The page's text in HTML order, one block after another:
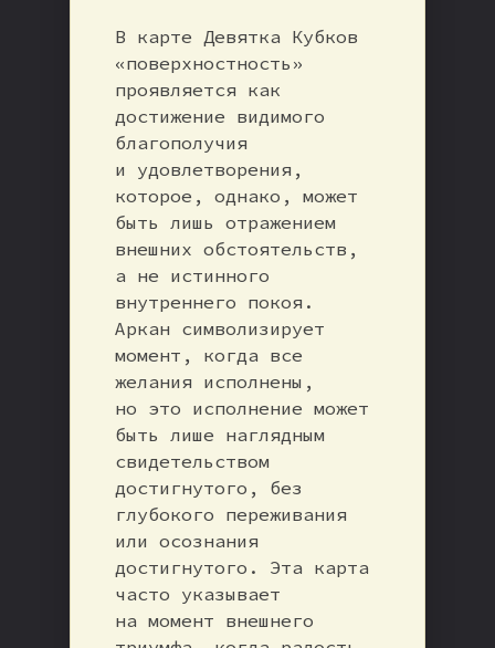
В карте Девятка Кубков
«поверхностность»
проявляется как
достижение видимого
благополучия
и удовлетворения,
которое, однако, может
быть лишь отражением
внешних обстоятельств,
а не истинного
внутреннего покоя.
Аркан символизирует
момент, когда все
желания исполнены,
но это исполнение может
быть лише наглядным
свидетельством
достигнутого, без
глубокого переживания
или осознания
достигнутого. Эта карта
часто указывает
на момент внешнего